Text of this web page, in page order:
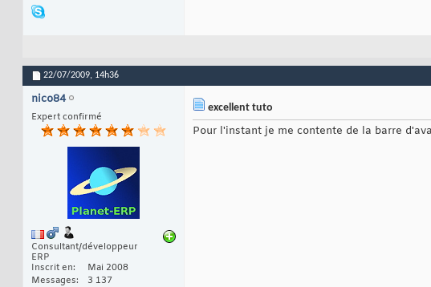
22/07/2009, 14h36
nico84
Expert confirmé
Consultant/développeur
ERP
Inscrit en
Mai 2008
Messages
3 137
excellent tuto
Pour l'instant je me contente de la barre